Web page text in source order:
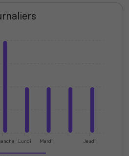
Lundi Mardi Jeudi